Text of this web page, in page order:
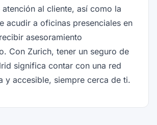
al cliente, así como la
acudir a oficinas presenciales en
asesoramiento
Con Zurich, tener un seguro de
significa contar con una red
y accesible, siempre cerca de ti.